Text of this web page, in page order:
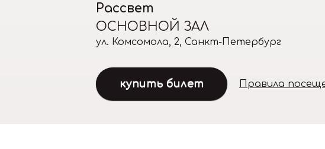
Рассвет
ОСНОВНОЙ ЗАЛ
ул. Комсомола, 2, Санкт-Петербург
купить билет Правила